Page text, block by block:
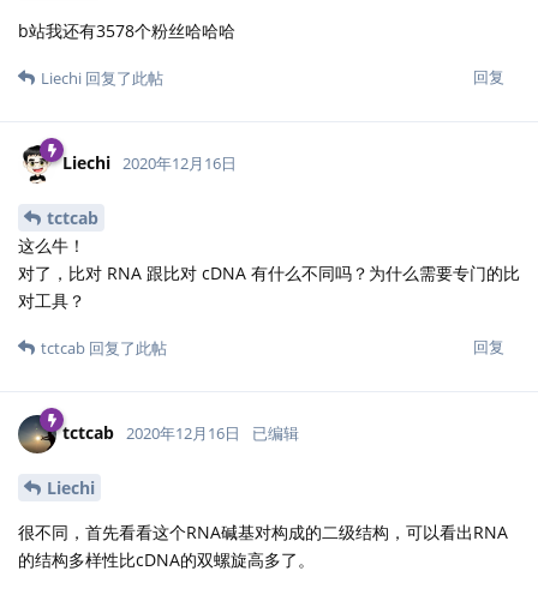
b站我还有3578个粉丝哈哈哈
回复
Liechi 回复了此帖
Liechi 2020年12月16日
tctcab
这么牛！
对了，比对 RNA 跟比对 cDNA 有什么不同吗？为什么需要专门的比
对工具？
回复
tctcab 回复了此帖
tctcab 2020年12月16日 已编辑
Liechi
很不同，首先看看这个RNA碱基对构成的二级结构，可以看出RNA
的结构多样性比cDNA的双螺旋高多了。